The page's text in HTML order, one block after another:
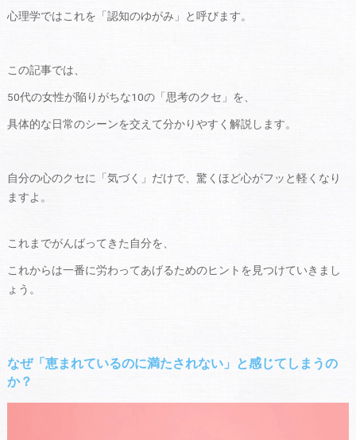
心理学ではこれを「認知のゆがみ」と呼びます。
この記事では、
50代の女性が陥りがちな10の「思考のクセ」を、
具体的な日常のシーンを交えて分かりやすく解説します。
自分の心のクセに「気づく」だけで、驚くほど心がフッと軽くなり
ますよ。
これまでがんばってきた自分を、
これからは一番に労わってあげるためのヒントを見つけていきまし
ょう。
なぜ「恵まれているのに満たされない」と感じてしまうの
か？